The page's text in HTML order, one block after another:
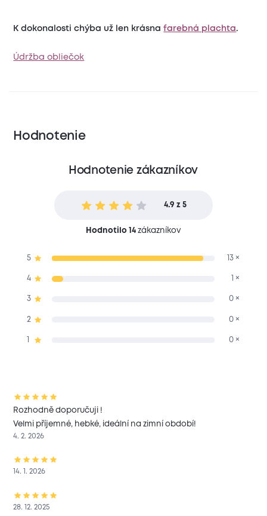
K dokonalosti chýba už len krásnafarebná plachta.
Údržba obliečok
Hodnotenie
Hodnotenie zákazníkov
4.9 z 5
Hodnotilo 14zákazníkov
5 13 ×
4 1 ×
3 0 ×
2 0 ×
0 ×
Rozhodně doporučuji !
Velmi příjemné, hebké, ideální na zimní období!
4. 2. 2026
14. 1. 2026
28. 12. 2025